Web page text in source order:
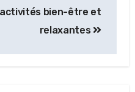
activités bien-être et
relaxantes